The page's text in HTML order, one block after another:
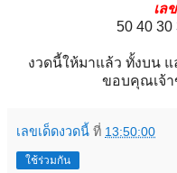
เล
50 40 30
งวดนี้ให้มาแล้ว ทั้งบน
ขอบคุณเจ้า
เลขเด็ดงวดนี้ ที่ 13:50:00
ใช้ร่วมกัน